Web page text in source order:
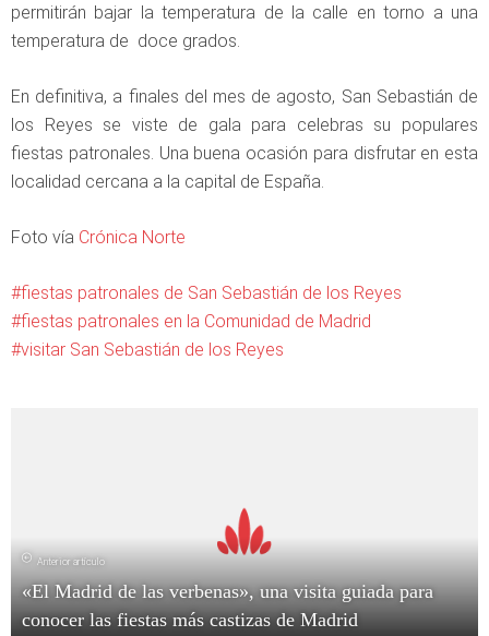
permitirán bajar la temperatura de la calle en torno a una
temperatura de doce grados.
En definitiva, a finales del mes de agosto, San Sebastián de
los Reyes se viste de gala para celebras su populares
fiestas patronales. Una buena ocasión para disfrutar en esta
localidad cercana a la capital de España.
Foto vía Crónica Norte
fiestas patronales de San Sebastián de los Reyes
fiestas patronales en la Comunidad de Madrid
visitar San Sebastián de los Reyes
Anterior artículo
«El Madrid de las verbenas», una visita guiada para
conocer las fiestas más castizas de Madrid